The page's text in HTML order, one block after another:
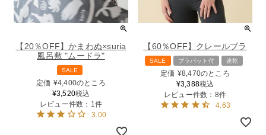
【20％OFF】かまわぬ×suria
風呂敷 "ムードラ"
SALE
定価 ¥4,400のところ
¥3,520税込
レビュー件数：1件
3.00
【60％OFF】クレールブラ
SALE ブラパット付 速乾
定価 ¥8,470のところ
¥3,388税込
レビュー件数：8件
4.63